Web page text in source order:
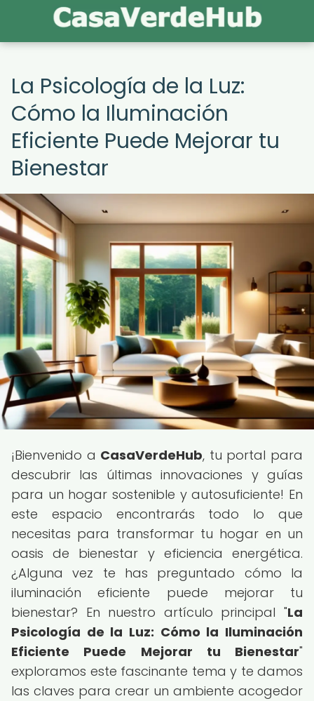
La Psicología de la Luz:
Cómo la Iluminación
Eficiente Puede Mejorar tu
Bienestar
¡Bienvenido a CasaVerdeHub, tu portal para
descubrir las últimas innovaciones y guías
para un hogar sostenible y autosuficiente! En
este espacio encontrarás todo lo que
necesitas para transformar tu hogar en un
oasis de bienestar y eficiencia energética.
¿Alguna vez te has preguntado cómo la
iluminación eficiente puede mejorar tu
bienestar? En nuestro artículo principal "La
Psicología de la Luz: Cómo la Iluminación
Eficiente Puede Mejorar tu Bienestar"
exploramos este fascinante tema y te damos
las claves para crear un ambiente acogedor